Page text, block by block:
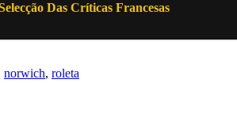
Das Críticas Francesas
norwich, roleta